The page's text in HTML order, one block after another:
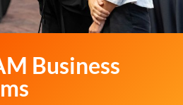
Business